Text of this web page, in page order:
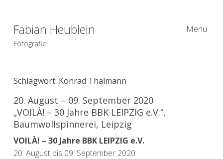
Fabian Heublein
Fotografie
Menü
Schlagwort: Konrad Thalmann
20. August – 09. September 2020
„VOILÀ! – 30 Jahre BBK LEIPZIG e.V.“,
Baumwollspinnerei, Leipzig
VOILÀ! – 30 Jahre BBK LEIPZIG e.V.
20. August bis 09. September 2020